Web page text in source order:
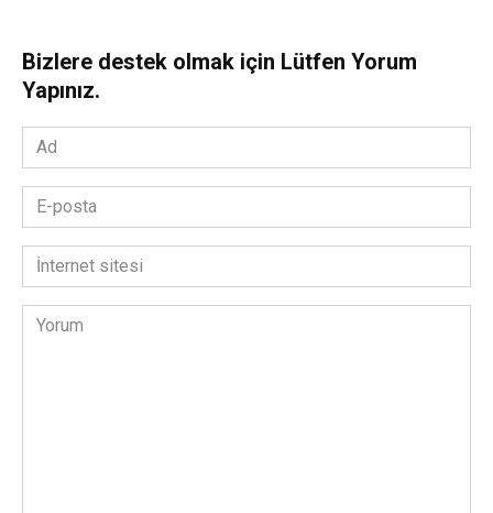
Bizlere destek olmak için Lütfen Yorum
Yapınız.
Ad
*
posta
*İnternet
sitesi
Yorum